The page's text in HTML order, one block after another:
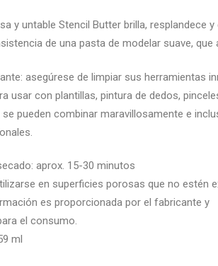
y untable Stencil Butter brilla, resplandece
de una pasta de modelar suave,
asegúrese de limpiar sus herramientas
usar con plantillas, pintura de dedos,
pueden combinar maravillosamente e
aprox. 15-30 minutos
en superficies porosas que no estén
es proporcionada por el fabricante y
el consumo.
ml